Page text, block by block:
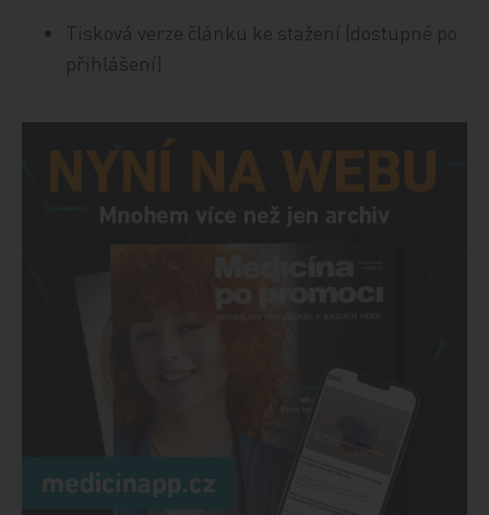
Tisková verze článku ke stažení (dostupné po
přihlášení)